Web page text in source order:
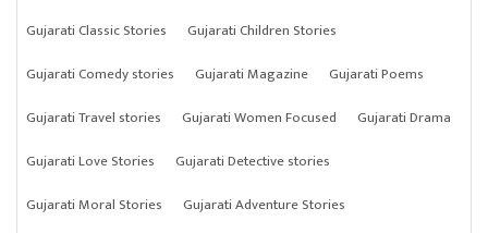
Gujarati Classic Stories
Gujarati Children Stories
Gujarati Comedy stories
Gujarati Magazine
Gujarati Poems
Gujarati Travel stories
Gujarati Women Focused
Gujarati Drama
Gujarati Love Stories
Gujarati Detective stories
Gujarati Moral Stories
Gujarati Adventure Stories